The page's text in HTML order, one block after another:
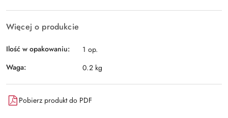
Więcej o produkcie
Ilość w opakowaniu:
1 op.
Waga:
0.2 kg
Pobierz produkt do PDF